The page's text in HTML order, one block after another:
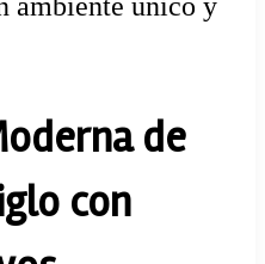
de
con